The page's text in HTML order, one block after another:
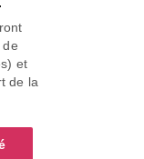
de
et
de la